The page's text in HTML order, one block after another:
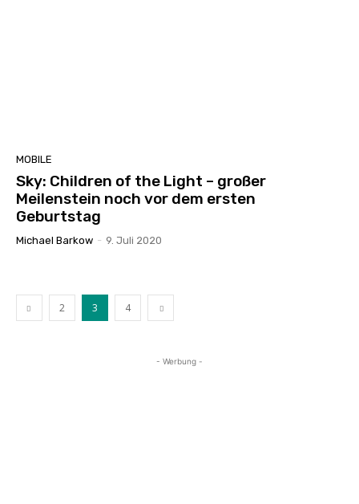
MOBILE
Sky: Children of the Light – großer
Meilenstein noch vor dem ersten
Geburtstag
Michael Barkow - 9. Juli 2020
2 3 4
- Werbung -